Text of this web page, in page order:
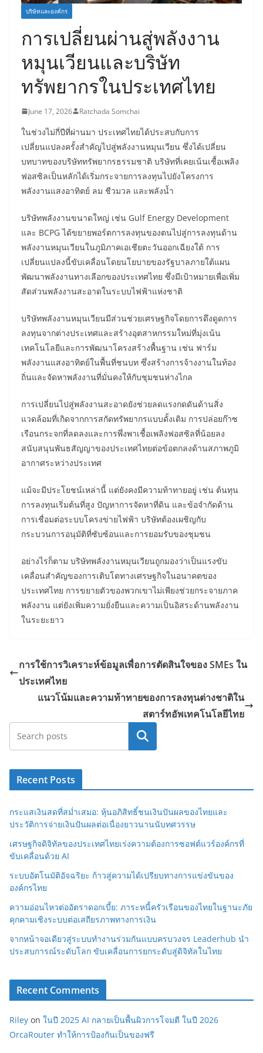
บริษัทและองค์กร
การเปลี่ยนผ่านสู่พลังงาน
หมุนเวียนและบริษัท
ทรัพยากรในประเทศไทย
June 17, 2026 Ratchada Somchai
ในช่วงไม่กี่ปีที่ผ่านมา ประเทศไทยได้ประสบกับการ
เปลี่ยนแปลงครั้งสำคัญไปสู่พลังงานหมุนเวียน ซึ่งได้เปลี่ยน
บทบาทของบริษัททรัพยากรธรรมชาติ บริษัทที่เคยเน้นเชื้อเพลิง
ฟอสซิลเป็นหลักได้เริ่มกระจายการลงทุนไปยังโครงการ
พลังงานแสงอาทิตย์ ลม ชีวมวล และพลังน้ำ
บริษัทพลังงานขนาดใหญ่ เช่น Gulf Energy Development
และ BCPG ได้ขยายพอร์ตการลงทุนของตนไปสู่การลงทุนด้าน
พลังงานหมุนเวียนในภูมิภาคเอเชียตะวันออกเฉียงใต้ การ
เปลี่ยนแปลงนี้ขับเคลื่อนโดยนโยบายของรัฐบาลภายใต้แผน
พัฒนาพลังงานทางเลือกของประเทศไทย ซึ่งมีเป้าหมายเพื่อเพิ่ม
สัดส่วนพลังงานสะอาดในระบบไฟฟ้าแห่งชาติ
บริษัทพลังงานหมุนเวียนมีส่วนช่วยเศรษฐกิจโดยการดึงดูดการ
ลงทุนจากต่างประเทศและสร้างอุตสาหกรรมใหม่ที่มุ่งเน้น
เทคโนโลยีและการพัฒนาโครงสร้างพื้นฐาน เช่น ฟาร์ม
พลังงานแสงอาทิตย์ในพื้นที่ชนบท ซึ่งสร้างการจ้างงานในท้อง
ถิ่นและจัดหาพลังงานที่มั่นคงให้กับชุมชนห่างไกล
การเปลี่ยนไปสู่พลังงานสะอาดยังช่วยลดแรงกดดันด้านสิ่ง
แวดล้อมที่เกิดจากการสกัดทรัพยากรแบบดั้งเดิม การปล่อยก๊าซ
เรือนกระจกที่ลดลงและการพึ่งพาเชื้อเพลิงฟอสซิลที่น้อยลง
สนับสนุนพันธสัญญาของประเทศไทยต่อข้อตกลงด้านสภาพภูมิ
อากาศระหว่างประเทศ
แม้จะมีประโยชน์เหล่านี้ แต่ยังคงมีความท้าทายอยู่ เช่น ต้นทุน
การลงทุนเริ่มต้นที่สูง ปัญหาการจัดหาที่ดิน และข้อจำกัดด้าน
การเชื่อมต่อระบบโครงข่ายไฟฟ้า บริษัทต้องเผชิญกับ
กระบวนการอนุมัติที่ซับซ้อนและการยอมรับของชุมชน
อย่างไรก็ตาม บริษัทพลังงานหมุนเวียนถูกมองว่าเป็นแรงขับ
เคลื่อนสำคัญของการเติบโตทางเศรษฐกิจในอนาคตของ
ประเทศไทย การขยายตัวของพวกเขาไม่เพียงช่วยกระจายภาค
พลังงาน แต่ยังเพิ่มความยั่งยืนและความเป็นอิสระด้านพลังงาน
ในระยะยาว
การใช้การวิเคราะห์ข้อมูลเพื่อการตัดสินใจของ SMEs ใน
ประเทศไทย
แนวโน้มและความท้าทายของการลงทุนต่างชาติใน
สตาร์ทอัพเทคโนโลยีไทย
Search
Recent Posts
กระแสเงินสดที่สม่ำเสมอ: หุ้นอภิสิทธิ์ชนเงินปันผลของไทยและ
ประวัติการจ่ายเงินปันผลต่อเนื่องยาวนานนับทศวรรษ
เศรษฐกิจดิจิทัลของประเทศไทยเร่งความต้องการซอฟต์แวร์องค์กรที่
ขับเคลื่อนด้วย AI
ระบบอัตโนมัติอัจฉริยะ ก้าวสู่ความได้เปรียบทางการแข่งขันของ
องค์กรไทย
ความอ่อนไหวต่ออัตราดอกเบี้ย: ภาระหนี้ครัวเรือนของไทยในฐานะภัย
คุกคามเชิงระบบต่อเสถียรภาพทางการเงิน
จากหน้าจอเดียวสู่ระบบทำงานร่วมกันแบบครบวงจร Leaderhub นำ
ประสบการณ์ระดับโลก ขับเคลื่อนการยกระดับสู่ดิจิทัลในไทย
Recent Comments
Riley on ในปี 2025 AI กลายเป็นพื้นผิวการโจมตี ในปี 2026
OrcaRouter ทำให้การป้องกันเป็นของฟรี